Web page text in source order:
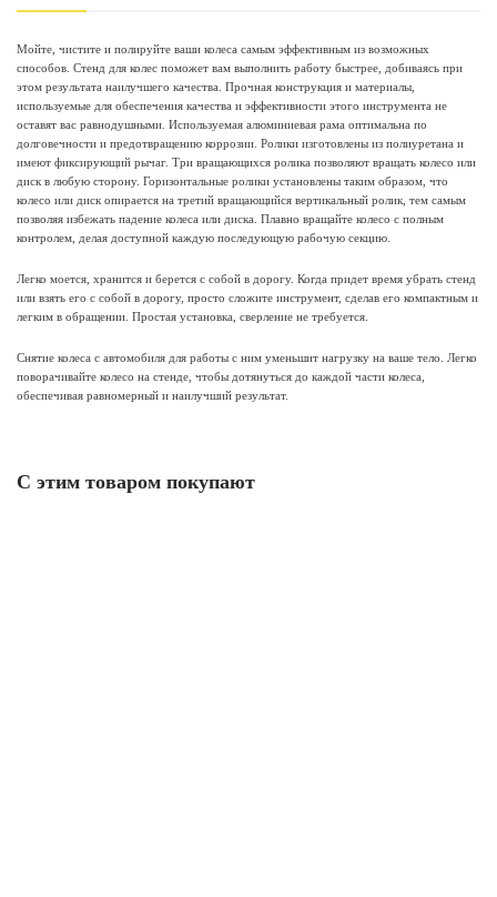
Мойте, чистите и полируйте ваши колеса самым эффективным из возможных
способов. Стенд для колес поможет вам выполнить работу быстрее, добиваясь при
этом результата наилучшего качества. Прочная конструкция и материалы,
используемые для обеспечения качества и эффективности этого инструмента не
оставят вас равнодушными. Используемая алюминиевая рама оптимальна по
долговечности и предотвращению коррозии. Ролики изготовлены из полиуретана и
имеют фиксирующий рычаг. Три вращающихся ролика позволяют вращать колесо или
диск в любую сторону. Горизонтальные ролики установлены таким образом, что
колесо или диск опирается на третий вращающийся вертикальный ролик, тем самым
позволяя избежать падение колеса или диска. Плавно вращайте колесо с полным
контролем, делая доступной каждую последующую рабочую секцию.
Легко моется, хранится и берется с собой в дорогу. Когда придет время убрать стенд
или взять его с собой в дорогу, просто сложите инструмент, сделав его компактным и
легким в обращении. Простая установка, сверление не требуется.
Снятие колеса с автомобиля для работы с ним уменьшит нагрузку на ваше тело. Легко
поворачивайте колесо на стенде, чтобы дотянуться до каждой части колеса,
обеспечивая равномерный и наилучший результат.
С этим товаром покупают